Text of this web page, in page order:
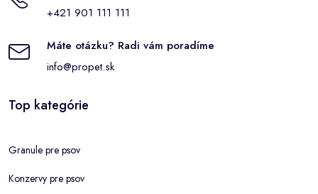
+421 901 111 111
Máte otázku? Radi vám poradíme
info@propet.sk
Top kategórie
Granule pre psov
Konzervy pre psov